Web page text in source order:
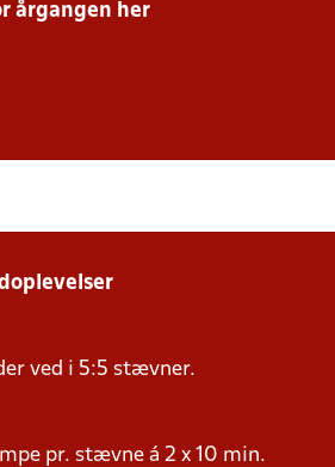
årgangen her
ved i 5:5 stævner.
pr. stævne á 2 x 10 min.